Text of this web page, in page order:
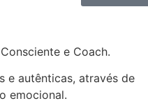
e Coach.
e autênticas, através de
emocional.